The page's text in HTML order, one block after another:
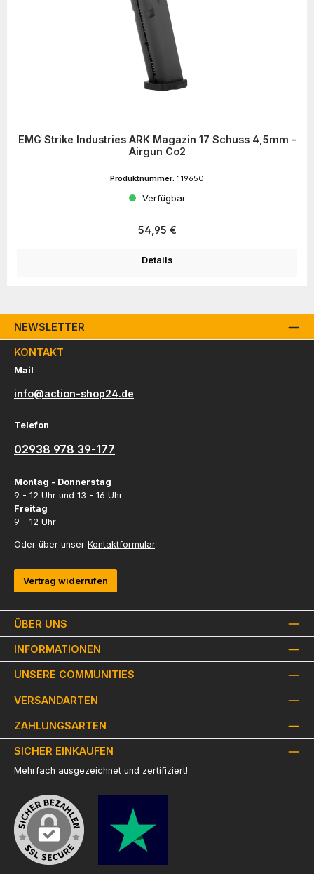
EMG Strike Industries ARK Magazin 17 Schuss 4,5mm -
Airgun Co2
Produktnummer: 119650
Verfügbar
Regulärer Preis:
54,95 €
Details
NEWSLETTER
ÜBER UNS
INFORMATIONEN
KONTAKT
Mail
info@action-shop24.de
Telefon
02938 978 39-177
Montag - Donnerstag
9 - 12 Uhr und 13 - 16 Uhr
Freitag
9 - 12 Uhr
Oder über unser Kontaktformular.
Vertrag widerrufen
UNSERE COMMUNITIES
VERSANDARTEN
ZAHLUNGSARTEN
SICHER EINKAUFEN
Mehrfach ausgezeichnet und zertifiziert!